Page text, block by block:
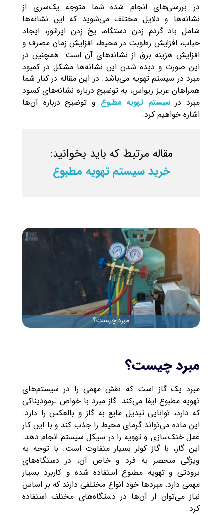
در بررسی‌های انجام شده شما متوجه یک‌سری از
نشانه‌ها و دلایل مختلف می‌شوید که این نشانه‌ها
شامل باد گردم زدن دستگاه، یخ زدن اپراتور، ایجاد
حباب، افزایش رطوبت در محیط، افزایش زمان مصرف و
افزایش هزینه برق از نشانه‌های آن است. همچنین در
این صورت و دیده شدن این نشانه‌ها مشکل در کمبود
مبرد در سیستم تهویه می‌باشد. در این مقاله در کنار شما
همراهان عزیز ریواس، به توضیح درباره نشانه‌های کمبود
مبرد درسیستم تهویه مطبوع و توضیح درباره آن‌ها
اشاره خواهیم کرد.
مقاله مرتبط که باید بخوانید:
خرید سیستم تهویه مطبوع
مبرد چیست؟‌
مبرد یک گاز است که نقش مهمی را در سیستم‌های
تهویه مطبوع ایفا می‌کند. گاز مبرد با خواص ترمودیناکی
که دارد، توانایی تبدیل مایع به گاز و بالعکس را دارد.
این ماده می‌تواند گرمای محیط را جذب کند و با این کار
عمل خنک‌سازی و تهویه را در سیکل سیستم انجام دهد.
این گاز، با گاز کولر بسیار متفاوت است. با توجه به
ویژگی منحصر به فرد و خاص آن، در دستگاه‌های
برودتی و تهویه مطبوع استفاده شده و کاربرد بسیار
مهمی دارد. مبردها خود انواع مختلفی دارند که بر اساس
نیاز می‌توان از آن‌ها در دستگاه‌های مختلف استفاده
کرد.